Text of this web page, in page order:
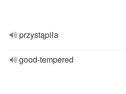
przystąpiła
good-tempered